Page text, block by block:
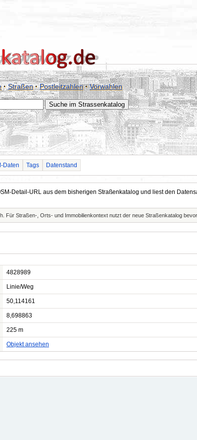
·Straßen·Postleitzahlen·Vorwahlen
Daten Tags Datenstand
Detail-URL aus dem bisherigen Straßenkatalog und liest den
Für Straßen-, Orts- und Immobilienkontext nutzt der neue Straßenkatalog
4828989
Linie/Weg
50,114161
8,698863
225 m
Objekt ansehen